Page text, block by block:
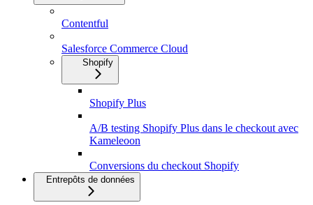
Contentful
Salesforce Commerce Cloud
Shopify
Shopify Plus
A/B testing Shopify Plus dans le checkout avec
Kameleoon
Conversions du checkout Shopify
Entrepôts de données